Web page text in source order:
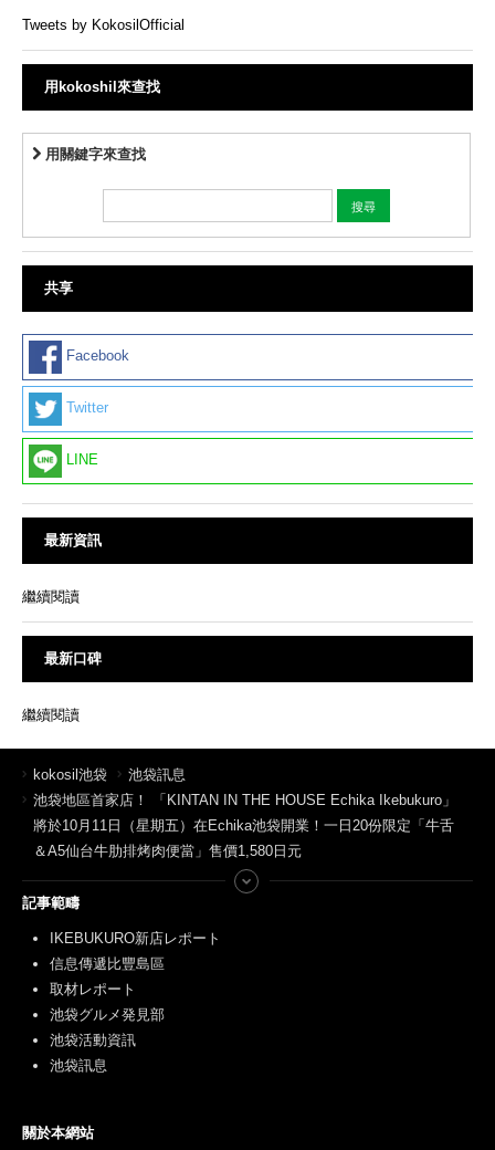
Tweets by KokosilOfficial
用kokoshil來查找
用關鍵字來查找
共享
Facebook
Twitter
LINE
最新資訊
繼續閱讀
最新口碑
繼續閱讀
kokosil池袋
池袋訊息
池袋地區首家店！ 「KINTAN IN THE HOUSE Echika Ikebukuro」
將於10月11日（星期五）在Echika池袋開業！一日20份限定「牛舌
＆A5仙台牛肋排烤肉便當」售價1,580日元
記事範疇
IKEBUKURO新店レポート
信息傳遞比豐島區
取材レポート
池袋グルメ発見部
池袋活動資訊
池袋訊息
關於本網站